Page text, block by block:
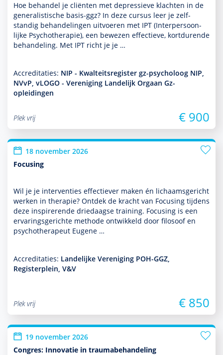
Hoe behan­del je cliënten met depres­sieve klachten in de
genera­lis­tische basis-ggz? In deze cursus leer je zelf­
standig behan­del­ingen uitvoeren met IPT (Interper­soon­
lijke Psychothera­pie), een bewezen effectieve, kort­durende
behan­del­ing. Met IPT richt je je …
Accreditaties: NIP - Kwalteitsregister gz-psycholoog NIP,
NVvP, vLOGO - Vereniging Landelijk Orgaan Gz-
opleidingen
Plek vrij € 900
18 november 2026
Focusing
Wil je je inter­venties effectiever maken én lichaamsgericht
werken in thera­pie? Ontdek de kracht van Focusing tijdens
deze inspirerende driedaagse training. Focusing is een
ervaringsgerichte methode ontwik­keld door filosoof en
psycho­thera­peut Eugene …
Accreditaties: Landelijke Vereniging POH-GGZ,
Registerplein, V&V
Plek vrij € 850
19 november 2026
Congres: Innovatie in traumabehandeling